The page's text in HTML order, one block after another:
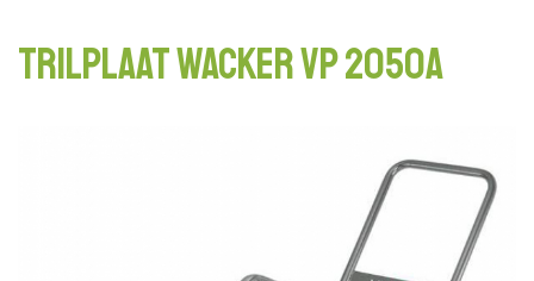
TRILPLAAT WACKER VP 2050A